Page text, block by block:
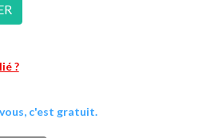
?
c'est gratuit.